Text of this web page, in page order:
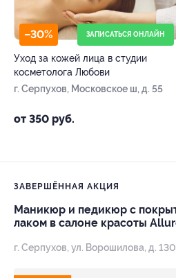
–30% ЗАПИСАТЬСЯ ОНЛАЙН
Уход за кожей лица в студии
косметолога Любови
г. Серпухов, Московское ш, д. 55
от 350 руб.
ЗАВЕРШЁННАЯ АКЦИЯ
Маникюр и педикюр с
лаком в салоне красоты
г. Серпухов, ул. Ворошилова, д.